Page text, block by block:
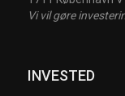
Vi vil gøre
INVESTED